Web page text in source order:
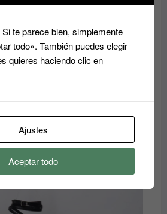
te parece bien, simplemente
todo». También puedes elegir
quieres haciendo clic en
Ajustes
Aceptar todo